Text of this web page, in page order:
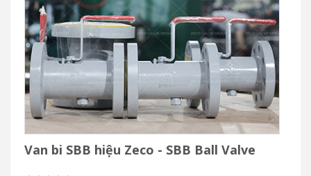
Van bi SBB hiệu Zeco - SBB Ball Valve